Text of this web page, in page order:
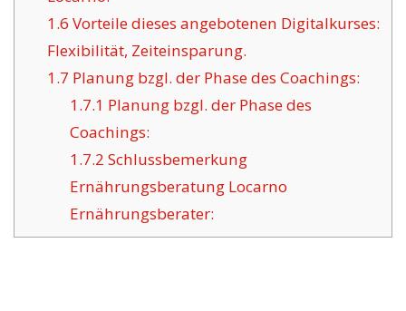
1.6 Vorteile dieses angebotenen Digitalkurses:
Flexibilität, Zeiteinsparung.
1.7 Planung bzgl. der Phase des Coachings:
1.7.1 Planung bzgl. der Phase des
Coachings:
1.7.2 Schlussbemerkung
Ernährungsberatung Locarno
Ernährungsberater: